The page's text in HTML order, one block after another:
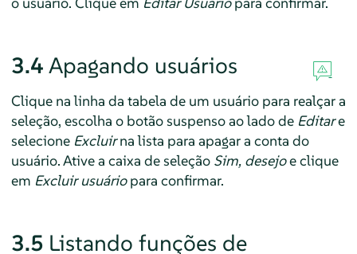
3.4 Apagando usuários
Clique na linha da tabela de um usuário para realçar a
seleção, escolha o botão suspenso ao lado de Editare
selecione Excluirna lista para apagar a conta do
usuário. Ative a caixa de seleção Sim, desejoe clique
em Excluir usuáriopara confirmar.
3.5 Listando funções de